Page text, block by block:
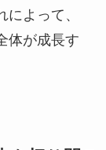
よって、
体が成長す